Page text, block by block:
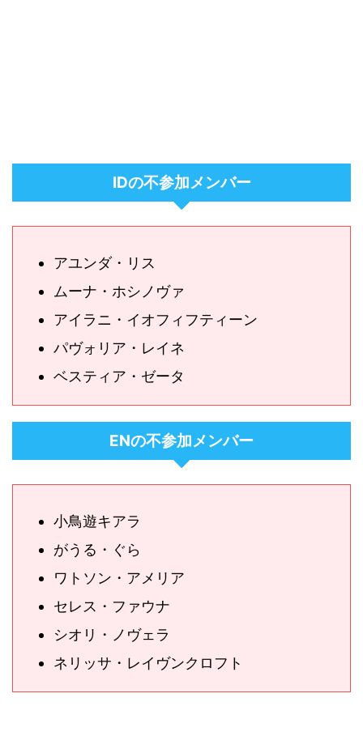
IDの不参加メンバー
アユンダ・リス
ムーナ・ホシノヴァ
アイラニ・イオフィフティーン
パヴォリア・レイネ
ベスティア・ゼータ
ENの不参加メンバー
小鳥遊キアラ
がうる・ぐら
ワトソン・アメリア
セレス・ファウナ
シオリ・ノヴェラ
ネリッサ・レイヴンクロフト